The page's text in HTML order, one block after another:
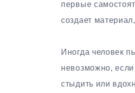
первые
создает
Иногда человек
невозможно,
стыдить или